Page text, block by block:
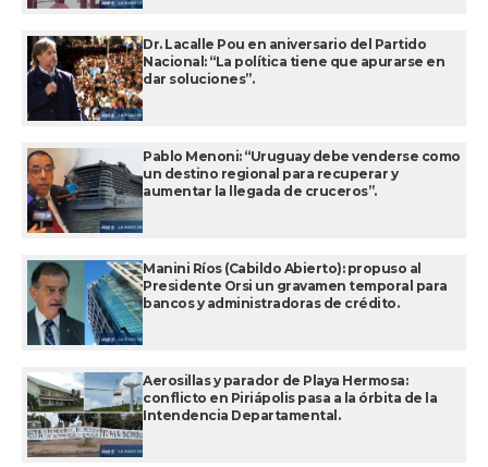
Dr. Lacalle Pou en aniversario del Partido
Nacional: “La política tiene que apurarse en
dar soluciones”.
Pablo Menoni: “Uruguay debe venderse como
un destino regional para recuperar y
aumentar la llegada de cruceros”.
Manini Ríos (Cabildo Abierto): propuso al
Presidente Orsi un gravamen temporal para
bancos y administradoras de crédito.
Aerosillas y parador de Playa Hermosa:
conflicto en Piriápolis pasa a la órbita de la
Intendencia Departamental.